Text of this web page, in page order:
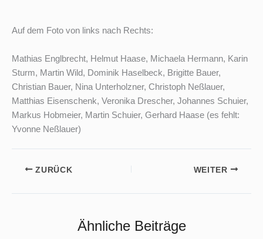
Auf dem Foto von links nach Rechts:
Mathias Englbrecht, Helmut Haase, Michaela Hermann, Karin
Sturm, Martin Wild, Dominik Haselbeck, Brigitte Bauer,
Christian Bauer, Nina Unterholzner, Christoph Neßlauer,
Matthias Eisenschenk, Veronika Drescher, Johannes Schuier,
Markus Hobmeier, Martin Schuier, Gerhard Haase (es fehlt:
Yvonne Neßlauer)
ZURÜCK WEITER
Ähnliche Beiträge